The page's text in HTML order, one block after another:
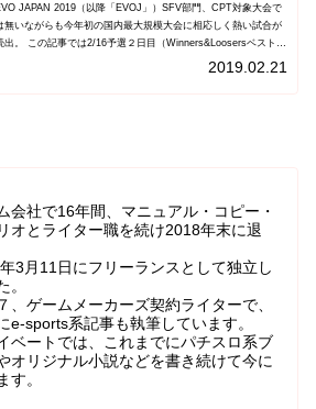
JAPAN 2019（以降「EVOJ」）SFV部門、CPT対象大会で
無いながらも今年初の国内最大規模大会に相応しく熱い試合が
出。 この記事では2/16予選２日目（Winners&Loosersベスト
128→Top8）、2/17決勝（TOP8→GRAND FINAL）から注目し
2019.02.21
会社で16年間、マニュアル・コピー・
オとライター職を続け2018年末に退
3月11日にフリーランスとして独立し
。
、ゲームメーカーズ契約ライターで、
e-sports系記事も執筆しています。
ベートでは、これまでにパチスロ系ブ
オリジナル小説などを書き続けて今に
す。